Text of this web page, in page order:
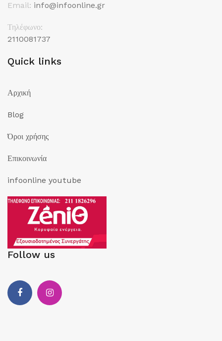
Email: info@infoonline.gr
Τηλέφωνο:
2110081737
Quick links
Αρχική
Blog
Όροι χρήσης
Επικοινωνία
infoonline youtube
Follow us